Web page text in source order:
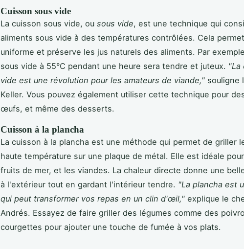
Cuisson sous vide
La cuisson sous vide, ou sous vide, est une technique qui
aliments sous vide à des températures contrôlées. Cela
uniforme et préserve les jus naturels des aliments. Par
sous vide à 55°C pendant une heure sera tendre et juteux. "La
vide est une révolution pour les amateurs de viande," souligne
Keller. Vous pouvez également utiliser cette technique pour
œufs, et même des desserts.
Cuisson à la plancha
La cuisson à la plancha est une méthode qui permet de griller
haute température sur une plaque de métal. Elle est idéale
fruits de mer, et les viandes. La chaleur directe donne une
à l'extérieur tout en gardant l'intérieur tendre. "La plancha est
qui peut transformer vos repas en un clin d'œil," explique le
Andrés. Essayez de faire griller des légumes comme des
courgettes pour ajouter une touche de fumée à vos plats.